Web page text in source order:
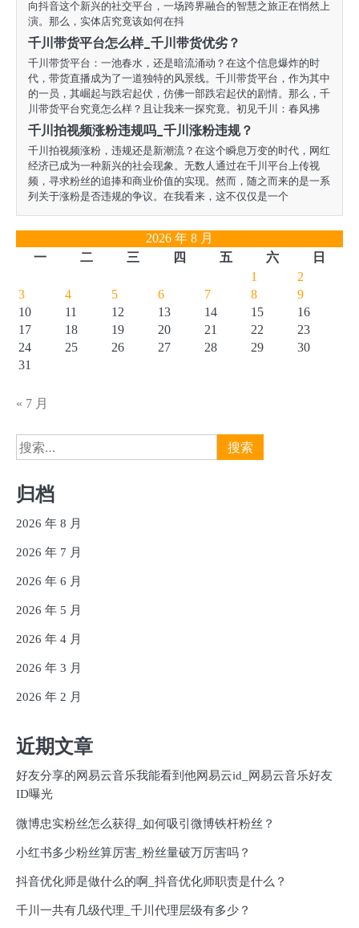
向抖音这个新兴的社交平台，一场跨界融合的智慧之旅正在悄然上
演。那么，实体店究竟该如何在抖
千川带货平台怎么样_千川带货优劣？
千川带货平台：一池春水，还是暗流涌动？在这个信息爆炸的时
代，带货直播成为了一道独特的风景线。千川带货平台，作为其中
的一员，其崛起与跌宕起伏，仿佛一部跌宕起伏的剧情。那么，千
川带货平台究竟怎么样？且让我来一探究竟。初见千川：春风拂
千川拍视频涨粉违规吗_千川涨粉违规？
千川拍视频涨粉，违规还是新潮流？在这个瞬息万变的时代，网红
经济已成为一种新兴的社会现象。无数人通过在千川平台上传视
频，寻求粉丝的追捧和商业价值的实现。然而，随之而来的是一系
列关于涨粉是否违规的争议。在我看来，这不仅仅是一个
2026 年 8 月
一
二 三 四 五 六
日
1
2
3
4 5 6 7 8
9
10
11 12 13 14 15
16
17
18 19 20 21 22
23
24
25 26 27 28 29
30
31
« 7 月
搜
索：
归档
2026 年 8 月
2026 年 7 月
2026 年 6 月
2026 年 5 月
2026 年 4 月
2026 年 3 月
2026 年 2 月
近期文章
好友分享的网易云音乐我能看到他网易云id_网易云音乐好友
ID曝光
微博忠实粉丝怎么获得_如何吸引微博铁杆粉丝？
小红书多少粉丝算厉害_粉丝量破万厉害吗？
抖音优化师是做什么的啊_抖音优化师职责是什么？
千川一共有几级代理_千川代理层级有多少？